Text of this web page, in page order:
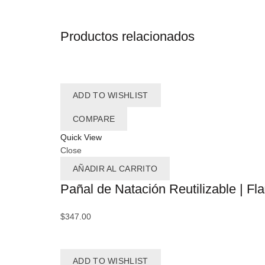
Productos relacionados
ADD TO WISHLIST
COMPARE
Quick View
Close
AÑADIR AL CARRITO
Pañal de Natación Reutilizable |
$347.00
ADD TO WISHLIST